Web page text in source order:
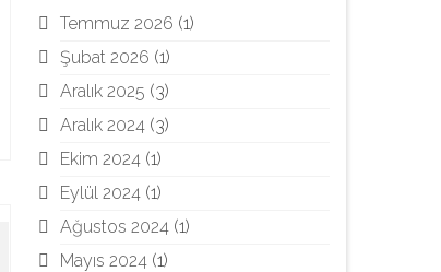
Temmuz 2026 (1)
Şubat 2026 (1)
Aralık 2025 (3)
Aralık 2024(3)
Ekim 2024(1)
Eylül 2024(1)
Ağustos 2024(1)
Mayıs 2024(1)